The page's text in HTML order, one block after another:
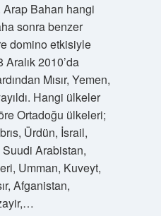
Baharı hangi
sonra benzer
domino etkisiyle
Aralık 2010’da
Mısır, Yemen,
Hangi ülkeler
Ortadoğu ülkeleri;
Ürdün, İsrail,
Arabistan,
Umman, Kuveyt,
Afganistan,